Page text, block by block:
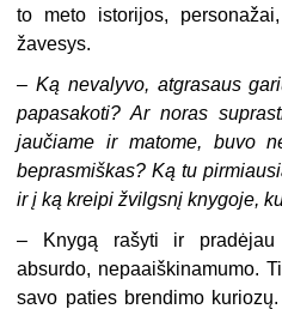
to meto istorijos,
žavesys.
– Ką nevalyvo, atgrasaus
papasakoti? Ar noras
jaučiame ir matome, buvo
beprasmiškas? Ką tu
ir į ką kreipi žvilgsnį knygoje,
– Knygą rašyti ir pradėjau
absurdo, nepaaiškinamumo.
savo paties brendimo